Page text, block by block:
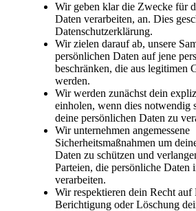
Wir geben klar die Zwecke für
Daten verarbeiten, an. Dies
Datenschutzerklärung.
Wir zielen darauf ab, unsere
persönlichen Daten auf jene
beschränken, die aus legitimen
werden.
Wir werden zunächst dein
einholen, wenn dies notwendig
deine persönlichen Daten zu
Wir unternehmen angemessene
Sicherheitsmaßnahmen um
Daten zu schützen und
Parteien, die persönliche Daten
verarbeiten.
Wir respektieren dein Recht auf
Berichtigung oder Löschung